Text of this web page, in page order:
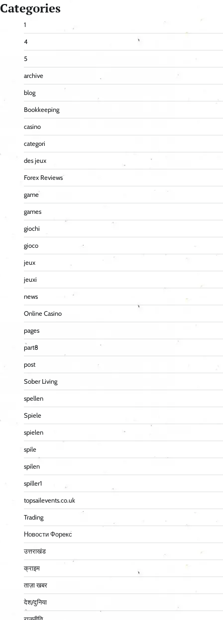
Categories
1
4
5
archive
blog
Bookkeeping
casino
categori
des jeux
Forex Reviews
game
games
giochi
gioco
jeux
jeuxi
news
Online Casino
pages
part8
post
Sober Living
spellen
Spiele
spielen
spile
spilen
spiller1
topsailevents.co.uk
Trading
Новости Форекс
उत्तराखंड
क्राइम
ताज़ा खबर
देश/दुनिया